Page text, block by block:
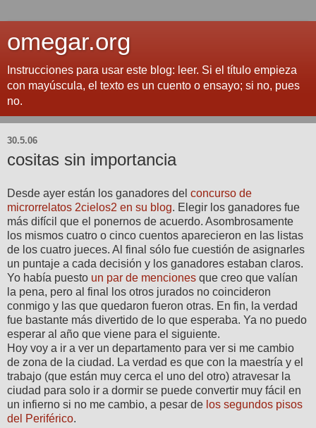
omegar.org
Instrucciones para usar este blog: leer. Si el título empieza
con mayúscula, el texto es un cuento o ensayo; si no, pues
no.
30.5.06
cositas sin importancia
Desde ayer están los ganadores del concurso de
microrrelatos 2cielos2 en su blog. Elegir los ganadores fue
más difícil que el ponernos de acuerdo. Asombrosamente
los mismos cuatro o cinco cuentos aparecieron en las listas
de los cuatro jueces. Al final sólo fue cuestión de asignarles
un puntaje a cada decisión y los ganadores estaban claros.
Yo había puesto un par de menciones que creo que valían
la pena, pero al final los otros jurados no coincideron
conmigo y las que quedaron fueron otras. En fin, la verdad
fue bastante más divertido de lo que esperaba. Ya no puedo
esperar al año que viene para el siguiente.
Hoy voy a ir a ver un departamento para ver si me cambio
de zona de la ciudad. La verdad es que con la maestría y el
trabajo (que están muy cerca el uno del otro) atravesar la
ciudad para solo ir a dormir se puede convertir muy fácil en
un infierno si no me cambio, a pesar de los segundos pisos
del Periférico.